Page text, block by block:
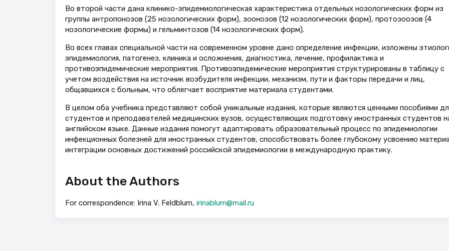
Во второй части дана клинико-эпидемиологическая характеристика отдельных нозологических форм из
группы антропонозов (25 нозологических форм), зоонозов (12 нозологических форм), протозоозов (4
нозологические формы) и гельминтозов (14 нозологических форм).
Во всех главах специальной части на современном уровне дано определение инфекции, изложены
эпидемиология, патогенез, клиника и осложнения, диагностика, лечение, профилактика и
противоэпидемические мероприятия. Противоэпидемические мероприятия структурированы в таблицу с
учетом воздействия на источник возбудителя инфекции, механизм, пути и факторы передачи и лиц,
общавшихся с больным, что облегчает восприятие материала студентами.
В целом оба учебника представляют собой уникальные издания, которые являются ценными пособиями
студентов и преподавателей медицинских вузов, осуществляющих подготовку иностранных студентов
английском языке. Данные издания помогут адаптировать образовательный процесс по эпидемиологии
инфекционных болезней для иностранных студентов, способствовать более глубокому усвоению
интеграции основных достижений российской эпидемиологии в международную практику.
About the Authors
For correspondence: Irina V. Feldblum, irinablum@mail.ru